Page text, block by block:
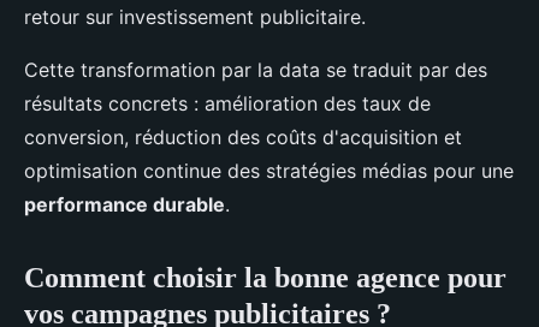
retour sur investissement publicitaire.
Cette transformation par la data se traduit par des
résultats concrets : amélioration des taux de
conversion, réduction des coûts d'acquisition et
optimisation continue des stratégies médias pour une
performance durable.
Comment choisir la bonne agence pour
vos campagnes publicitaires ?